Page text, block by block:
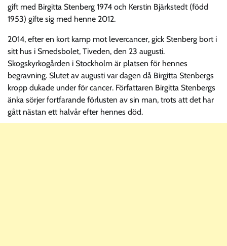
gift med Birgitta Stenberg 1974 och Kerstin Bjärkstedt (född
1953) gifte sig med henne 2012.
2014, efter en kort kamp mot levercancer, gick Stenberg bort i
sitt hus i Smedsbolet, Tiveden, den 23 augusti.
Skogskyrkogården i Stockholm är platsen för hennes
begravning. Slutet av augusti var dagen då Birgitta Stenbergs
kropp dukade under för cancer. Författaren Birgitta Stenbergs
änka sörjer fortfarande förlusten av sin man, trots att det har
gått nästan ett halvår efter hennes död.